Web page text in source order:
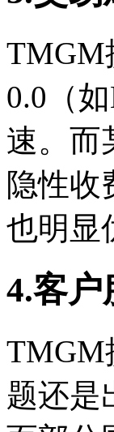
TMGM
0.0（
速。而
隐性收
也明显
4.客户
TMGM
题还是